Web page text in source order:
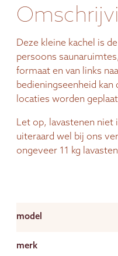
Deze kleine kachel is
persoons
formaat en van links
bedieningseenheid kan
locaties worden
Let op, lavastenen niet
uiteraard wel bij ons
ongeveer 11 kg
model
merk